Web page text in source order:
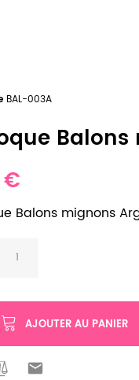
BAL-003A
€
Balons mignons
AJOUTER AU PANIER